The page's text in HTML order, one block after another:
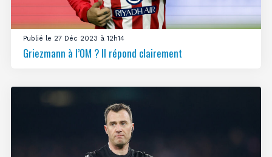
Publié le 27 Déc 2023 à 12h14
Griezmann à l’OM ? Il répond clairement